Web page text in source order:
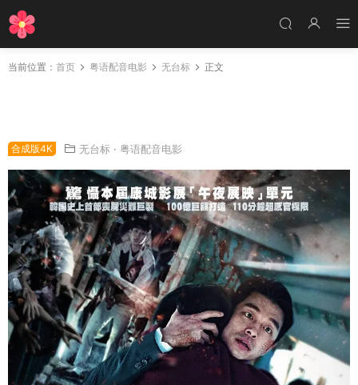
当前位置： 首页 粤语配音电影 无台标 正文
合成版4K 无台标 · 粤语配音电影